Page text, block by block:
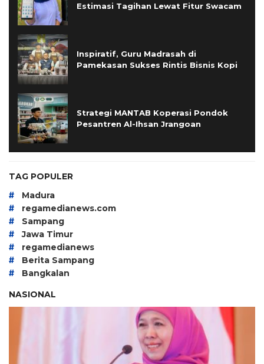
Estimasi Tagihan Lewat Fitur Swacam
Inspiratif, Guru Madrasah di
Pamekasan Sukses Rintis Bisnis Kopi
Strategi MANTAB Koperasi Pondok
Pesantren Al-Ihsan Jrangoan
TAG POPULER
# Madura
# regamedianews.com
# Sampang
# Jawa Timur
# regamedianews
# Berita Sampang
#
Bangkalan
NASIONAL